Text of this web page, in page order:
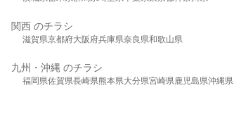
関西 のチラシ
滋賀県京都府大阪府兵庫県奈良県和歌山県
九州・沖縄 のチラシ
福岡県佐賀県長崎県熊本県大分県宮崎県鹿児島県沖縄県